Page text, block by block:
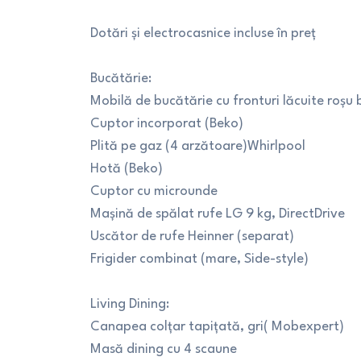
Dotări și electrocasnice incluse în preț
Bucătărie:
Mobilă de bucătărie cu fronturi lăcuite roșu
Cuptor incorporat (Beko)
Plită pe gaz (4 arzătoare)Whirlpool
Hotă (Beko)
Cuptor cu microunde
Mașină de spălat rufe LG 9 kg, DirectDrive
Uscător de rufe Heinner (separat)
Frigider combinat (mare, Side-style)
Living Dining:
Canapea colțar tapițată, gri( Mobexpert)
Masă dining cu 4 scaune